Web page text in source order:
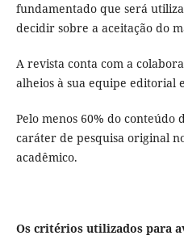
fundamentado que será
decidir sobre a aceitação do
A revista conta com a
alheios à sua equipe editorial
Pelo menos 60% do conteúdo
caráter de pesquisa original
acadêmico.
Os critérios utilizados para